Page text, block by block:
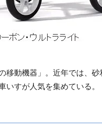
動機器」。近年では、砂
いすが人気を集めている。